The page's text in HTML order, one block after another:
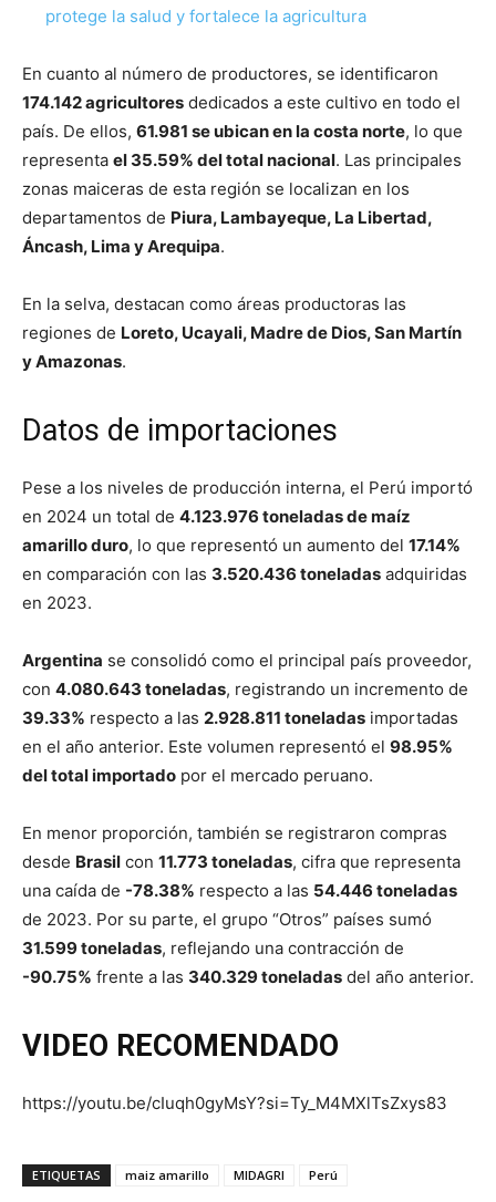
protege la salud y fortalece la agricultura
En cuanto al número de productores, se identificaron
174.142 agricultores dedicados a este cultivo en todo el
país. De ellos, 61.981 se ubican en la costa norte, lo que
representa el 35.59% del total nacional. Las principales
zonas maiceras de esta región se localizan en los
departamentos de Piura, Lambayeque, La Libertad,
Áncash, Lima y Arequipa.
En la selva, destacan como áreas productoras las
regiones de Loreto, Ucayali, Madre de Dios, San Martín
y Amazonas.
Datos de importaciones
Pese a los niveles de producción interna, el Perú importó
en 2024 un total de 4.123.976 toneladas de maíz
amarillo duro, lo que representó un aumento del 17.14%
en comparación con las 3.520.436 toneladas adquiridas
en 2023.
Argentina se consolidó como el principal país proveedor,
con 4.080.643 toneladas, registrando un incremento de
39.33% respecto a las 2.928.811 toneladas importadas
en el año anterior. Este volumen representó el 98.95%
del total importado por el mercado peruano.
En menor proporción, también se registraron compras
desde Brasil con 11.773 toneladas, cifra que representa
una caída de -78.38% respecto a las 54.446 toneladas
de 2023. Por su parte, el grupo “Otros” países sumó
31.599 toneladas, reflejando una contracción de
-90.75% frente a las 340.329 toneladas del año anterior.
VIDEO RECOMENDADO
https://youtu.be/cIuqh0gyMsY?si=Ty_M4MXlTsZxys83
ETIQUETAS maiz amarillo MIDAGRI Perú